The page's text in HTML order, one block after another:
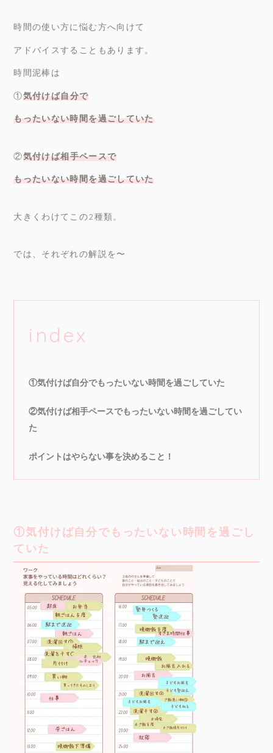
時間の使い方に悩む方へ向けて
アドバイスすることもあります。
時間泥棒は
①気付けば自分で
もったいない時間を過ごしていた
②気付けば相手ペースで
もったいない時間を過ごしていた
大きくわけてこの2種類。
では、それぞれの解説を〜
index
①気付けば自分でもったいない時間を過ごしていた
②気付けば相手ペースでもったいない時間を過ごしてい
た
ポイントはやらない事を決めること！
①気付けば自分でもったいない時間を過ごし
ていた